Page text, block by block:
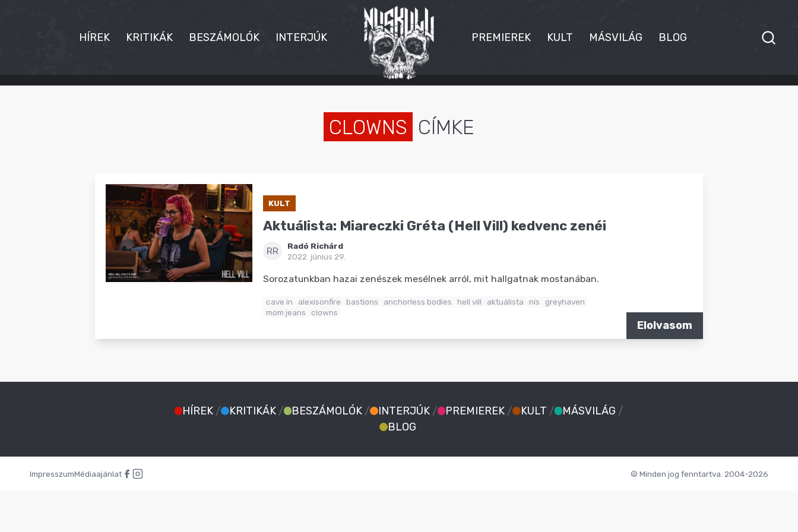
HÍREK KRITIKÁK BESZÁMOLÓK INTERJÚK PREMIEREK KULT MÁSVILÁG BLOG
HÍREK
CLOWNS CÍMKE
KULT
Aktuálista: Miareczki Gréta (Hell Vill) kedvenc zenéi
RR
Radó Richárd
2022. június 29.
Sorozatunkban hazai zenészek mesélnek arról, mit hallgatnak mostanában.
cave in alexisonfire bastions anchorless bodies hell vill aktuálista nís
greyhaven
mom jeans
clowns
Elolvasom
HÍREK / KRITIKÁK / BESZÁMOLÓK / INTERJÚK / PREMIEREK / KULT / MÁSVILÁG /
BLOG
ImpresszumMédiaajánlat © Minden jog fenntartva. 2004-2026